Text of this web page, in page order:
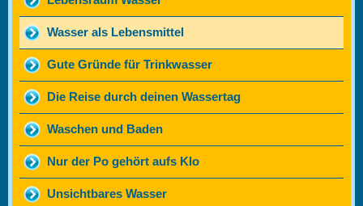
Wasser als Lebensmittel
Gute Gründe für Trinkwasser
Die Reise durch deinen Wassertag
Waschen und Baden
Nur der Po gehört aufs Klo
Unsichtbares Wasser